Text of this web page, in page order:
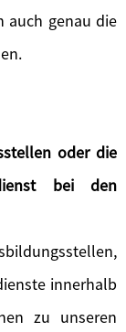
auch genau die
oder die
bei den
innerhalb
zu unseren